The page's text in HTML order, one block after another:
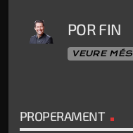
POR FIN
VEURE MÉS
PROPERAMENT